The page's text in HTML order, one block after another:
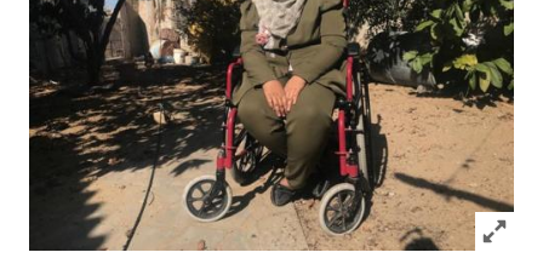
Click to expand Image